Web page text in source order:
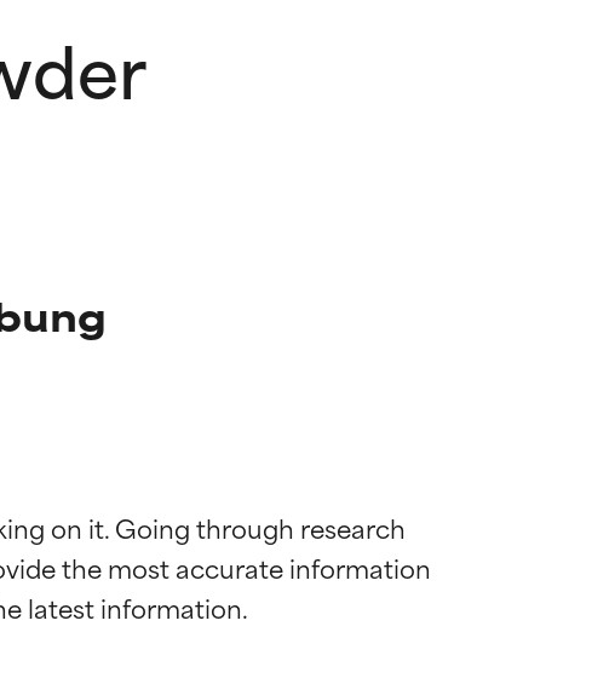
on it. Going through research
the most accurate information